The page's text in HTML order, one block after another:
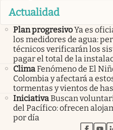
Actualidad
Plan progresivoYa es
los medidores de agua:
técnicos verificarán los
pagar el total de la
ClimaFenómeno de El
Colombia y afectará a
tormentas y vientos de
IniciativaBuscan
del Pacífico: ofrecen
por día
abre